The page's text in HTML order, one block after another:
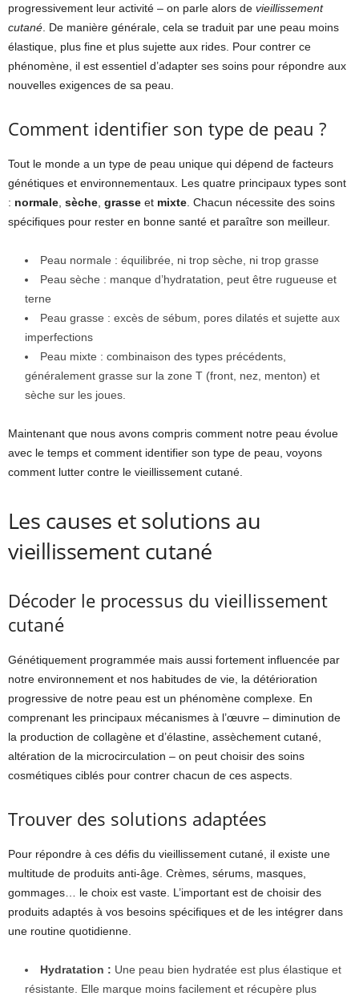
progressivement leur activité – on parle alors de vieillissement
cutané . De manière générale, cela se traduit par une peau moins
élastique, plus fine et plus sujette aux rides. Pour contrer ce
phénomène, il est essentiel d’adapter ses soins pour répondre aux
nouvelles exigences de sa peau.
Comment identifier son type de peau ?
Tout le monde a un type de peau unique qui dépend de facteurs
génétiques et environnementaux. Les quatre principaux types sont
: normale sèche grasse et mixte . Chacun nécessite des soins
spécifiques pour rester en bonne santé et paraître son meilleur.
Peau normale : équilibrée, ni trop sèche, ni trop grasse
Peau sèche : manque d’hydratation, peut être rugueuse et
terne
Peau grasse : excès de sébum, pores dilatés et sujette aux
imperfections
Peau mixte : combinaison des types précédents,
généralement grasse sur la zone T (front, nez, menton) et
sèche sur les joues.
Maintenant que nous avons compris comment notre peau évolue
avec le temps et comment identifier son type de peau, voyons
comment lutter contre le vieillissement cutané.
Les causes et solutions au
vieillissement cutané
Décoder le processus du vieillissement
cutané
Génétiquement programmée mais aussi fortement influencée par
notre environnement et nos habitudes de vie, la détérioration
progressive de notre peau est un phénomène complexe. En
comprenant les principaux mécanismes à l’œuvre – diminution de
la production de collagène et d’élastine, assèchement cutané,
altération de la microcirculation – on peut choisir des soins
cosmétiques ciblés pour contrer chacun de ces aspects.
Trouver des solutions adaptées
Pour répondre à ces défis du vieillissement cutané, il existe une
multitude de produits anti-âge. Crèmes, sérums, masques,
gommages… le choix est vaste. L’important est de choisir des
produits adaptés à vos besoins spécifiques et de les intégrer dans
une routine quotidienne.
Hydratation : Une peau bien hydratée est plus élastique et
résistante. Elle marque moins facilement et récupère plus